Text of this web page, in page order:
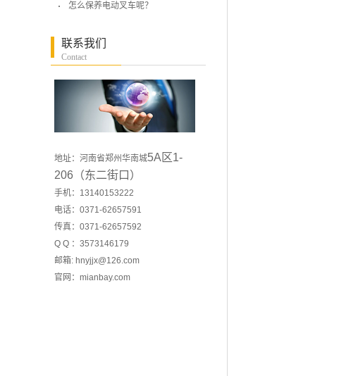
怎么保养电动叉车呢？
联系我们
Contact
地址：河南省郑州华南城5A区1-
206（东二街口）
手机：13140153222
电话：0371-62657591
传真：0371-62657592
Q Q ：3573146179
邮箱: hnyjjx@126.com
官网： mianbay.com